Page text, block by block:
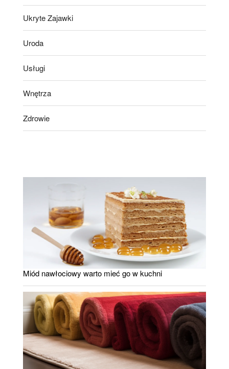
Ukryte Zajawki
Uroda
Usługi
Wnętrza
Zdrowie
Miód nawłociowy warto mieć go w kuchni